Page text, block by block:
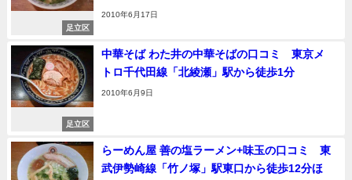
足立区
2010年6月17日
足立区
中華そば わた井の中華そばの口コミ 東京メ
トロ千代田線「北綾瀬」駅から徒歩1分
2010年6月9日
らーめん屋 善の塩ラーメン+味玉の口コミ 東
武伊勢崎線「竹ノ塚」駅東口から徒歩12分ほ